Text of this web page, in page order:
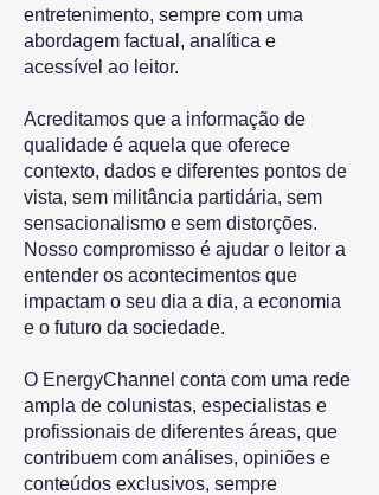
entretenimento, sempre com uma
abordagem factual, analítica e
acessível ao leitor.
Acreditamos que a informação de
qualidade é aquela que oferece
contexto, dados e diferentes pontos de
vista, sem militância partidária, sem
sensacionalismo e sem distorções.
Nosso compromisso é ajudar o leitor a
entender os acontecimentos que
impactam o seu dia a dia, a economia
e o futuro da sociedade.
O EnergyChannel conta com uma rede
ampla de colunistas, especialistas e
profissionais de diferentes áreas, que
contribuem com análises, opiniões e
conteúdos exclusivos, sempre